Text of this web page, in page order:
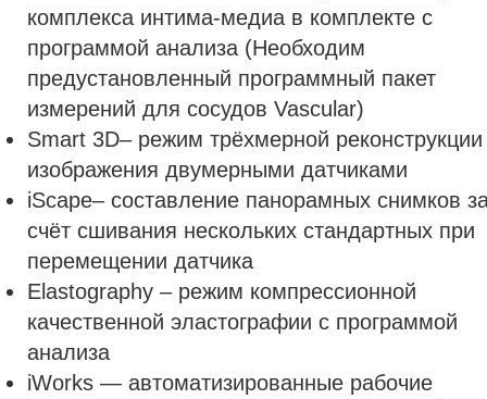
комплекса интима-медиа в комплекте с
программой анализа (Необходим
предустановленный программный пакет
измерений для сосудов Vascular)
Smart 3D– режим трёхмерной реконструкции
изображения двумерными датчиками
iScape– составление панорамных снимков
счёт сшивания нескольких стандартных при
перемещении датчика
Elastography – режим компрессионной
качественной эластографии с программой
анализа
iWorks — автоматизированные рабочие